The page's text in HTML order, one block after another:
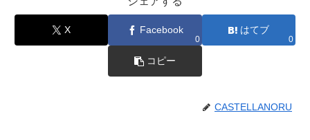
X Facebook
0
はてブ
0
コピー
CASTELLANORU